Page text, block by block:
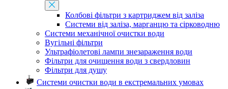
Колбові фільтри з картриджем від заліза
Системи від заліза, марганцю та сірководню
Системи механічної очистки води
Вугільні фільтри
Ультрафіолетові лампи знезараження води
Фільтри для очищення води з свердловин
Фільтри для душу
Системи очистки води в екстремальних умовах